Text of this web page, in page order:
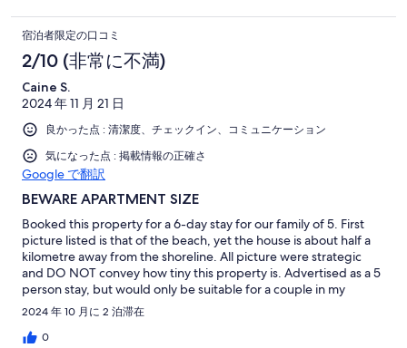
宿泊者限定の口コミ
2/10 (非常に不満)
Caine S.
2024 年 11 月 21 日
良かった点 : 清潔度、チェックイン、コミュニケーション
気になった点 : 掲載情報の正確さ
Google で翻訳
BEWARE APARTMENT SIZE
Booked this property for a 6-day stay for our family of 5. First
picture listed is that of the beach, yet the house is about half a
kilometre away from the shoreline. All picture were strategic
and DO NOT convey how tiny this property is. Advertised as a 5
person stay, but would only be suitable for a couple in my
opinion. The second bedroom is literally a walkway to the back
door from the kitchen that has bunk beds thrown in it. Our 2
teenage boys could not stand in there together at the same
2024 年 10 月に 2 泊滞在
0